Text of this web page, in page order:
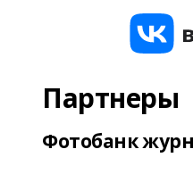
Партнеры
Фотобанк